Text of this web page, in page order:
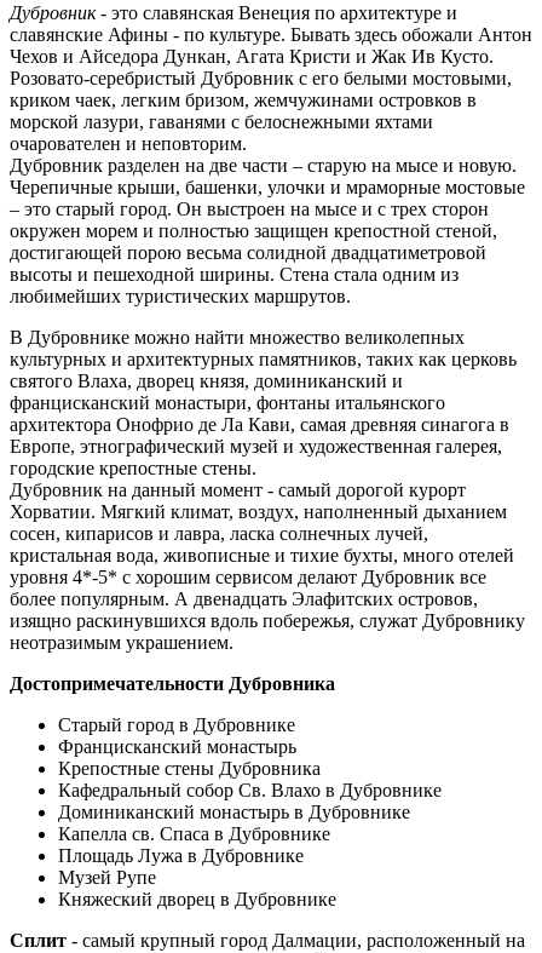
Дубровник- это славянская Венеция по архитектуре и
славянские Афины - по культуре. Бывать здесь обожали Антон
Чехов и Айседора Дункан, Агата Кристи и Жак Ив Кусто.
Розовато-серебристый Дубровник с его белыми мостовыми,
криком чаек, легким бризом, жемчужинами островков в
морской лазури, гаванями с белоснежными яхтами
очарователен и неповторим.
Дубровник разделен на две части – старую на мысе и новую.
Черепичные крыши, башенки, улочки и мраморные мостовые
– это старый город. Он выстроен на мысе и с трех сторон
окружен морем и полностью защищен крепостной стеной,
достигающей порою весьма солидной двадцатиметровой
высоты и пешеходной ширины. Стена стала одним из
любимейших туристических маршрутов.
В Дубровнике можно найти множество великолепных
культурных и архитектурных памятников, таких как церковь
святого Влаха, дворец князя, доминиканский и
францисканский монастыри, фонтаны итальянского
архитектора Онофрио де Ла Кави, самая древняя синагога в
Европе, этнографический музей и художественная галерея,
городские крепостные стены.
Дубровник на данный момент - самый дорогой курорт
Хорватии. Мягкий климат, воздух, наполненный дыханием
сосен, кипарисов и лавра, ласка солнечных лучей,
кристальная вода, живописные и тихие бухты, много отелей
уровня 4*-5* с хорошим сервисом делают Дубровник все
более популярным. А двенадцать Элафитских островов,
изящно раскинувшихся вдоль побережья, служат Дубровнику
неотразимым украшением.
Достопримечательности Дубровника
Старый город в Дубровнике
Францисканский монастырь
Крепостные стены Дубровника
Кафедральный собор Св. Влахо в Дубровнике
Доминиканский монастырь в Дубровнике
Капелла св. Спаса в Дубровнике
Площадь Лужа в Дубровнике
Музей Рупе
Княжеский дворец в Дубровнике
Сплит - самый крупный город Далмации, расположенный на